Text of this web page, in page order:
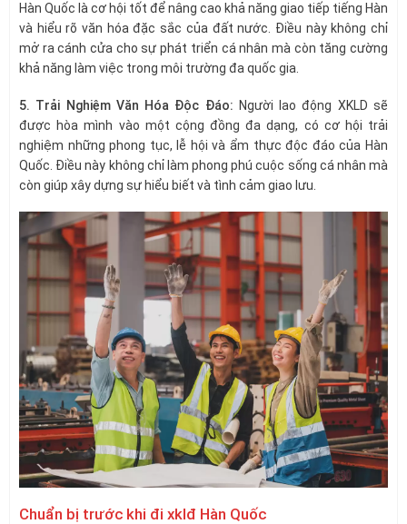
Hàn Quốc là cơ hội tốt để nâng cao khả năng giao tiếp tiếng Hàn
và hiểu rõ văn hóa đặc sắc của đất nước. Điều này không chỉ
mở ra cánh cửa cho sự phát triển cá nhân mà còn tăng cường
khả năng làm việc trong môi trường đa quốc gia.
5. Trải Nghiệm Văn Hóa Độc Đáo: Người lao động XKLD sẽ
được hòa mình vào một cộng đồng đa dạng, có cơ hội trải
nghiệm những phong tục, lễ hội và ẩm thực độc đáo của Hàn
Quốc. Điều này không chỉ làm phong phú cuộc sống cá nhân mà
còn giúp xây dựng sự hiểu biết và tình cảm giao lưu.
Chuẩn bị trước khi đi xklđ Hàn Quốc